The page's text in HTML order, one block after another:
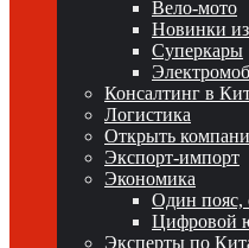
Вело-мото
Новинки
Суперкары
Консалтинг в
Логистика
Открыть
Экспорт-импорт
Экономика
Один пояс,
Цифровой
Эксперты по